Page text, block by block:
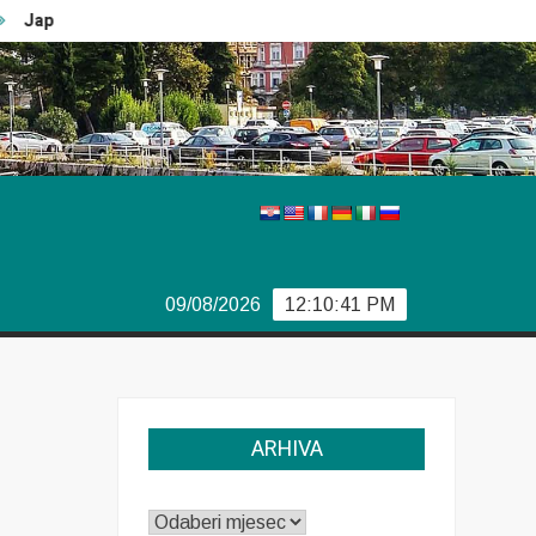
car
12:10:42 PM
09/08/2026
ARHIVA
ARHIVA